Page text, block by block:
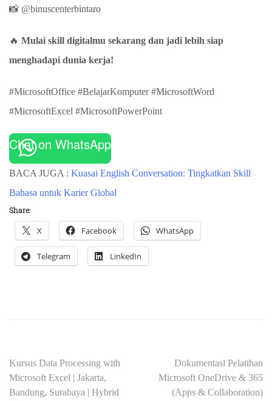
📸 @binuscenterbintaro
🔥 Mulai skill digitalmu sekarang dan jadi lebih siap
menghadapi dunia kerja!
#MicrosoftOffice #BelajarKomputer #MicrosoftWord
#MicrosoftExcel #MicrosoftPowerPoint
Chat on WhatsApp
BACA JUGA : Kuasai English Conversation: Tingkatkan Skill
Bahasa untuk Karier Global
Share:
X Facebook WhatsApp
Telegram LinkedIn
Kursus Data Processing with
Microsoft Excel | Jakarta,
Bandung, Surabaya | Hybrid
Dokumentasi Pelatihan
Microsoft OneDrive & 365
(Apps & Collaboration)